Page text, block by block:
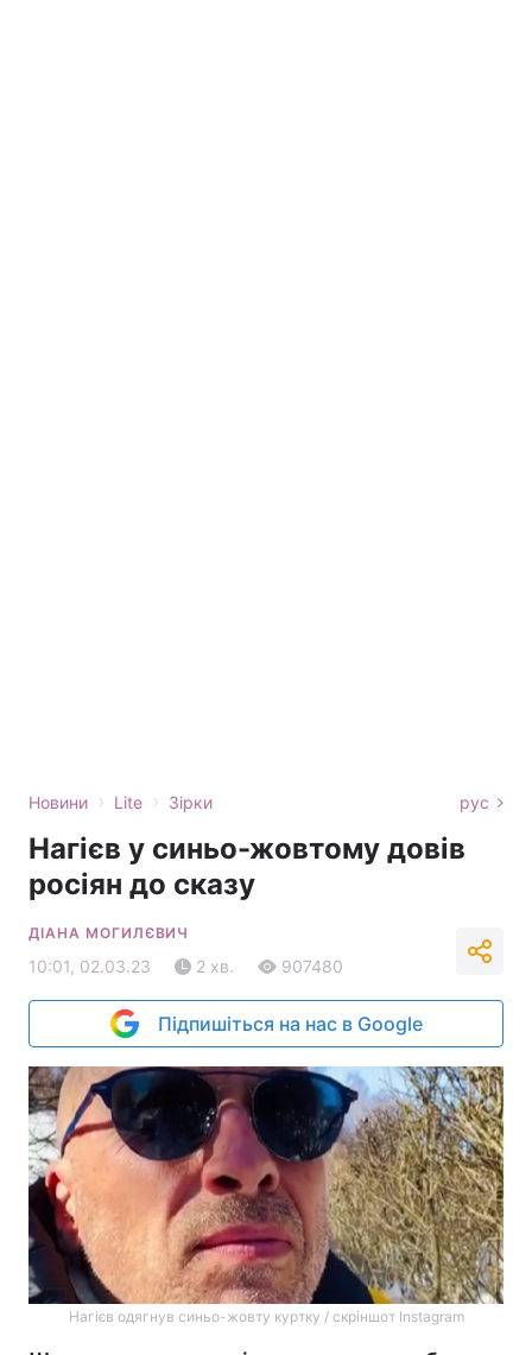
Новини › Lite › Зірки рус
Нагієв у синьо-жовтому довів
росіян до сказу
ДІАНА МОГИЛЄВИЧ
10:01, 02.03.23 2 хв. 907480
Підпишіться на нас в Google
Нагієв одягнув синьо-жовту куртку / скріншот Instagram